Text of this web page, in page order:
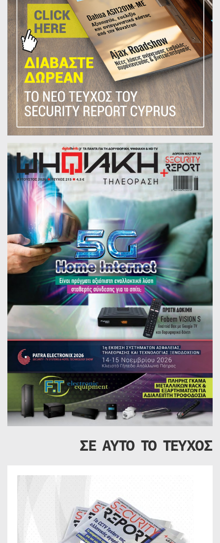
ΣΕ ΑΥΤΟ ΤΟ ΤΕΥΧΟΣ